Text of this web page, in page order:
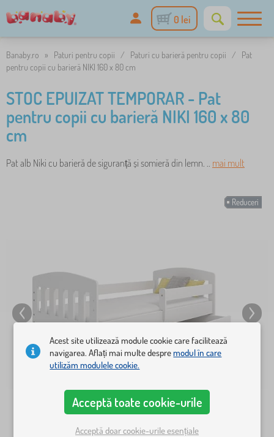
0 lei
Banaby.ro » Paturi pentru copii / Paturi cu barieră pentru copii /
Pat
pentru copii cu barieră NIKI 160 x 80 cm
STOC EPUIZAT TEMPORAR - Pat
pentru copii cu barieră NIKI 160 x 80
cm
Pat alb Niki cu barieră de siguranță și somieră din lemn. .. mai mult
Reduceri
Acest site utilizează module cookie care facilitează
navigarea. Aflați mai multe despremodul în care
utilizăm modulele cookie.
Acceptă toate cookie-urile
Acceptă doar cookie-urile esențiale